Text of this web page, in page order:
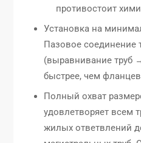
противостоит
Установка на
Пазовое соединение
(выравнивание труб
быстрее, чем
Полный охват
удовлетворяет всем
жилых ответвлений